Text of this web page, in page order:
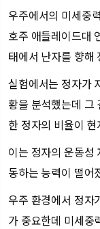
우주에서의 미세중
호주 애들레이드대
태에서 난자를 향해
실험에서는 정자가
황을 분석했는데 그
한 정자의 비율이
이는 정자의 운동성
동하는 능력이 떨어
우주 환경에서 정자
가 중요한데 미세중